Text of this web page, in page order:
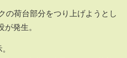
の荷台部分をつり上げようとし
が発生。